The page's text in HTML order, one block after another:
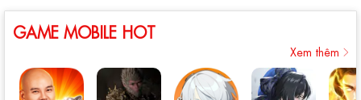
GAME MOBILE HOT
Xem thêm